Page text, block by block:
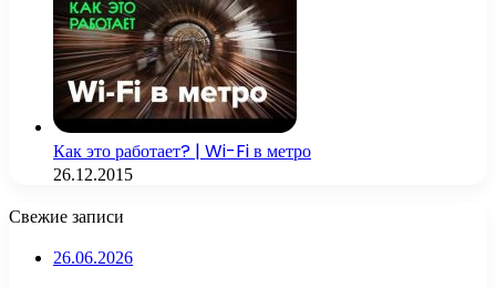
Как это работает? | Wi-Fi в метро
26.12.2015
Свежие записи
26.06.2026